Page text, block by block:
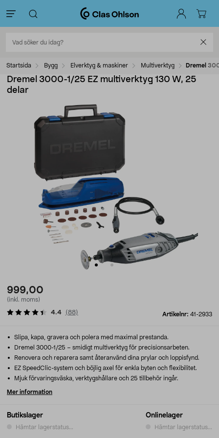
Startsida Bygg Elverktyg & maskiner Multiverktyg Dremel
Dremel 3000-1/25 EZ multiverktyg 130 W, 25
delar
999,00
(inkl. moms)
Artikelnr: 41-2933
4.4 (88)
Butikslager
Hämtar lagerstatus...
Onlinelager
Hämtar lagerstatus...
Slipa, kapa, gravera och polera med maximal prestanda.
Dremel 3000-1/25 – smidigt multiverktyg för precisionsarbeten.
Renovera och reparera samt återanvänd dina prylar och loppisfynd.
EZ SpeedClic-system och böjlig axel för enkla byten och flexibilitet.
Mjuk förvaringsväska, verktygshållare och 25 tillbehör ingår.
Mer information